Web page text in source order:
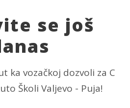
se još
ka vozačkoj dozvoli za C
Školi Valjevo - Puja!